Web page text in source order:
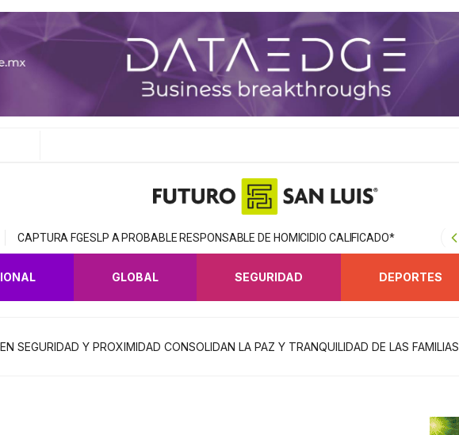
CAPTURA FGESLP A PROBABLE RESPONSABLE DE HOMICIDIO CALIFICADO*
GLOBAL SEGURIDAD DEPORTES
SEGURIDAD Y PROXIMIDAD CONSOLIDAN LA PAZ Y TRANQUILIDAD DE LAS FAMILIAS